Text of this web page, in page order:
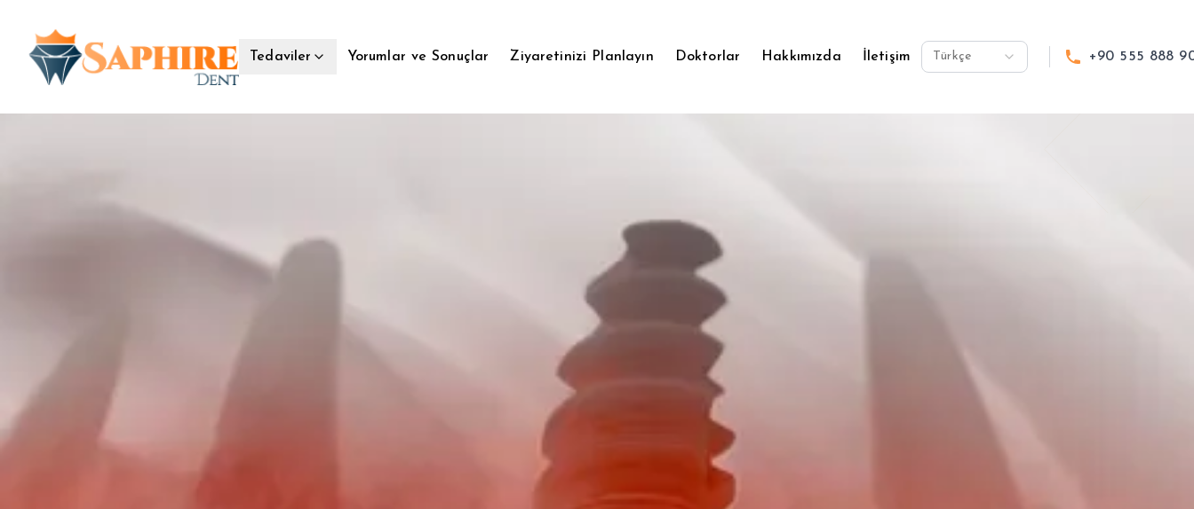
Tedaviler Yorumlar ve Sonuçlar Ziyaretinizi Planlayın Doktorlar Hakkımızda İletişim Türkçe +90 555 888